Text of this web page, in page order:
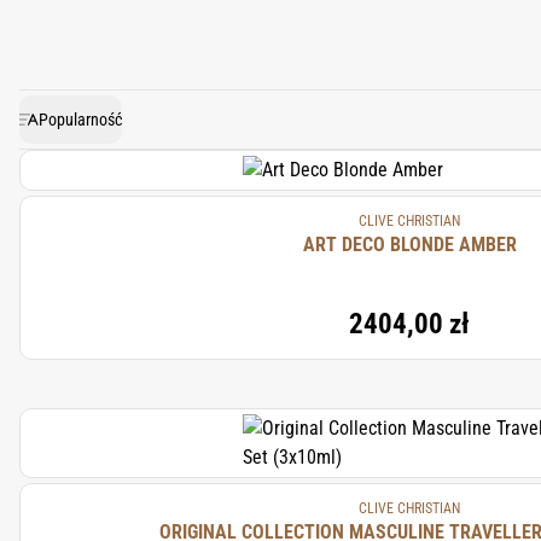
Popularność
CLIVE CHRISTIAN
ART DECO BLONDE AMBER
2404,00 zł
CLIVE CHRISTIAN
ORIGINAL COLLECTION MASCULINE